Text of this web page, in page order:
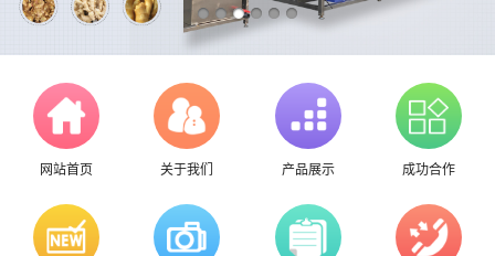
网站首页 关于我们 产品展示 成功合作